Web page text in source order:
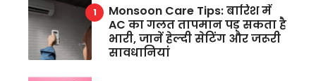
Monsoon Care Tips: बारिश में
AC का गलत तापमान पड़ सकता है
भारी, जानें हेल्दी सेटिंग और जरूरी
सावधानियां